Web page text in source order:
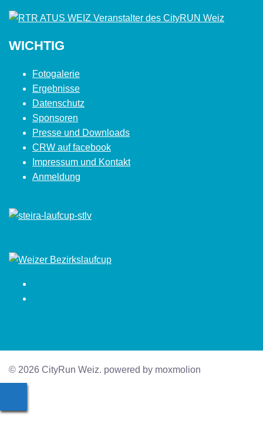
WICHTIG
Fotogalerie
Ergebnisse
Datenschutz
Sponsoren
Presse und Downloads
CRW auf facebook
Impressum und Kontakt
Anmeldung
© 2026 CityRun Weiz. powered by moxmolion